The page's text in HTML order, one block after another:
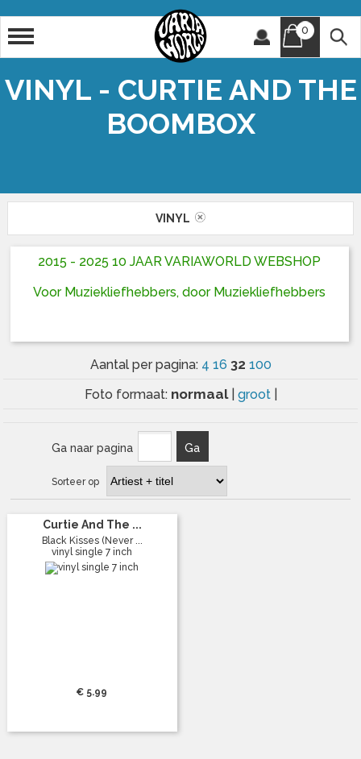
0
VINYL - CURTIE AND THE
BOOMBOX
VINYL
2015 - 2025 10 JAAR VARIAWORLD WEBSHOP
Voor Muziekliefhebbers, door Muziekliefhebbers
Aantal per pagina: 4 16 32 100
Foto formaat: normaal groot
Ga naar pagina Ga
Sorteer op
Curtie And The ...
Black Kisses (Never ...
vinyl single 7 inch
€ 5.99